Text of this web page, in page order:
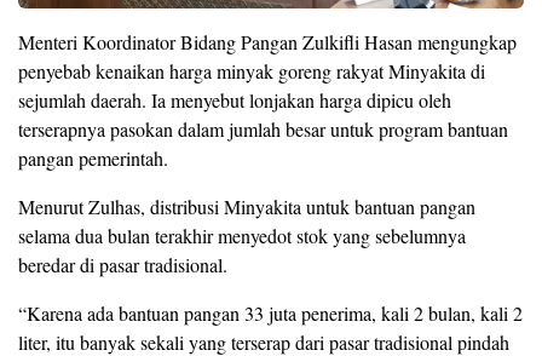
Menteri Koordinator Bidang Pangan Zulkifli Hasan mengungkap
penyebab kenaikan harga minyak goreng rakyat Minyakita di
sejumlah daerah. Ia menyebut lonjakan harga dipicu oleh
terserapnya pasokan dalam jumlah besar untuk program bantuan
pangan pemerintah.
Menurut Zulhas, distribusi Minyakita untuk bantuan pangan
selama dua bulan terakhir menyedot stok yang sebelumnya
beredar di pasar tradisional.
“Karena ada bantuan pangan 33 juta penerima, kali 2 bulan, kali 2
liter, itu banyak sekali yang terserap dari pasar tradisional pindah